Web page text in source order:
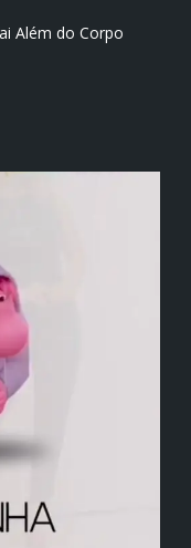
Além do Corpo